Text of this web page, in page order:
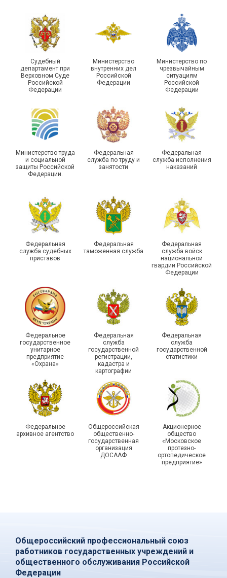
Чествование ветеранов
боевых действий
Самарской области
Подписано соглашение с
Единство традиций и сила
организаций ГУФСИН
России по Пермскому
краю приняли участие в
туристическом слете
215-й юбилей
государственной
статистики отметили в
Республике Саха (Якутия)
Храбрым детям – добрые
подарки
Судебный
департамент при
Верховном Суде
Российской
Федерации
Министерство
внутренних дел
Российской
Федерации
Министерство по
чрезвычайным
ситуациям
Российской
Федерации
Министерство труда
и социальной
защиты Российской
Федерации.
Федеральная
служба по труду и
занятости
Федеральная
служба исполнения
наказаний
Федеральная
служба судебных
приставов
Федеральная
таможенная служба
Федеральная
служба войск
национальной
гвардии Российской
Федерации
Федеральное
государственное
унитарное
предприятие
«Охрана»
Федеральная
служба
государственной
регистрации,
кадастра и
картографии
Федеральная
служба
государственной
статистики
Федеральное
архивное агентство
Общероссийская
общественно-
государственная
организация
ДОСААФ
Акционерное
общество
«Московское
протезно-
ортопедическое
предприятие»
Общероссийский профессиональный союз
работников государственных учреждений и
общественного обслуживания Российской
Федерации